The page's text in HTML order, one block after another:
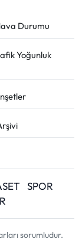
Durumu
Yoğunluk
SPOR
sorumludur.